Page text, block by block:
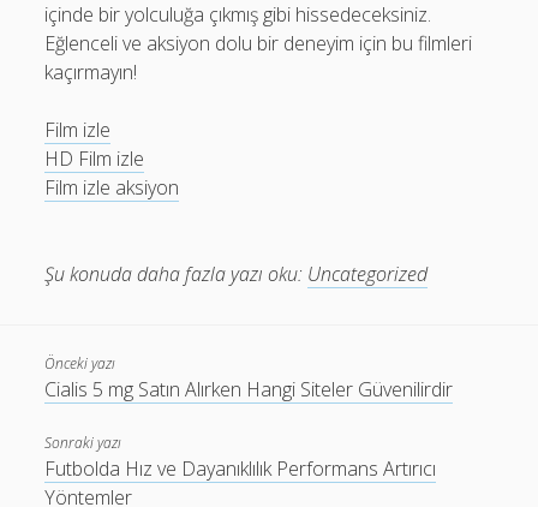
içinde bir yolculuğa çıkmış gibi hissedeceksiniz.
Eğlenceli ve aksiyon dolu bir deneyim için bu filmleri
kaçırmayın!
Film izle
HD Film izle
Film izle aksiyon
Şu konuda daha fazla yazı oku: Uncategorized
Önceki yazı
Cialis 5 mg Satın Alırken Hangi Siteler Güvenilirdir
Sonraki yazı
Futbolda Hız ve Dayanıklılık Performans Artırıcı
Yöntemler